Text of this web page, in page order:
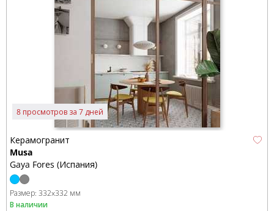
8 просмотров за 7 дней
Керамогранит
Musa
Gaya Fores (Испания)
Размер: 332x332 мм
В наличии